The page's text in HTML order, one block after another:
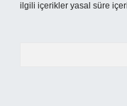
ilgili içerikler yasal süre